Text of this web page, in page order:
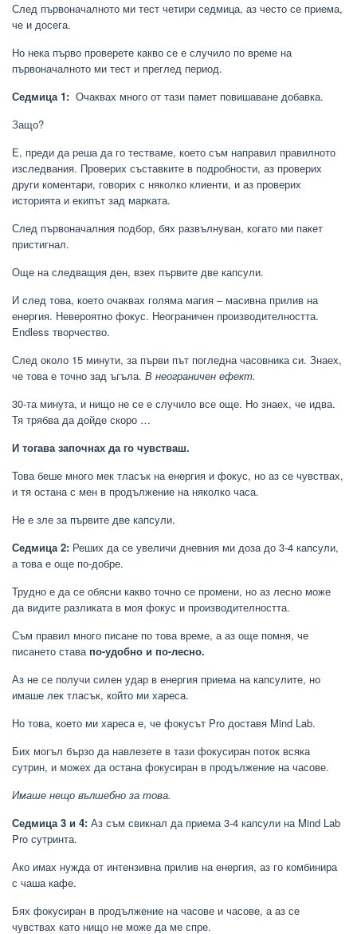
След първоначалното ми тест четири седмица, аз често се приема,
че и досега.
Но нека първо проверете какво се е случило по време на
първоначалното ми тест и преглед период.
Седмица 1: Очаквах много от тази памет повишаване добавка.
Защо?
Е, преди да реша да го тестваме, което съм направил правилното
изследвания. Проверих съставките в подробности, аз проверих
други коментари, говорих с няколко клиенти, и аз проверих
историята и екипът зад марката.
След първоначалния подбор, бях развълнуван, когато ми пакет
пристигнал.
Още на следващия ден, взех първите две капсули.
И след това, което очаквах голяма магия – масивна прилив на
енергия. Невероятно фокус. Неограничен производителността.
Endless творчество.
След около 15 минути, за първи път погледна часовника си. Знаех,
че това е точно зад ъгъла. В неограничен ефект.
30-та минута, и нищо не се е случило все още. Но знаех, че идва.
Тя трябва да дойде скоро …
И тогава започнах да го чувстваш.
Това беше много мек тласък на енергия и фокус, но аз се чувствах,
и тя остана с мен в продължение на няколко часа.
Не е зле за първите две капсули.
Седмица 2: Реших да се увеличи дневния ми доза до 3-4 капсули,
а това е още по-добре.
Трудно е да се обясни какво точно се промени, но аз лесно може
да видите разликата в моя фокус и производителността.
Съм правил много писане по това време, а аз още помня, че
писането става по-удобно и по-лесно.
Аз не се получи силен удар в енергия приема на капсулите, но
имаше лек тласък, който ми хареса.
Но това, което ми хареса е, че фокусът Pro доставя Mind Lab.
Бих могъл бързо да навлезете в тази фокусиран поток всяка
сутрин, и можех да остана фокусиран в продължение на часове.
Имаше нещо вълшебно за това.
Седмица 3 и 4: Аз съм свикнал да приема 3-4 капсули на Mind Lab
Pro сутринта.
Ако имах нужда от интензивна прилив на енергия, аз го комбинира
с чаша кафе.
Бях фокусиран в продължение на часове и часове, а аз се
чувствах като нищо не може да ме спре.